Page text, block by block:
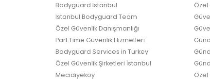
Bodyguard Istanbul
Istanbul Bodyguard Team
Özel Güvenlik Danışmanlığı
Part Time Güvenlik Hizmetleri
Bodyguard Services in Turkey
Özel Güvenlik Şirketleri İstanbul
Mecidiyeköy
Özel
Özel